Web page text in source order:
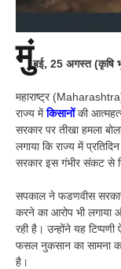
मुंबई, 25 अगस्‍त (कृषि
महाराष्ट्र
राज्य मेंकिसानोंकी
सरकार पर तीखा हमला
लगाया कि राज्य में
सरकार इस गंभीर संकट से
सपकाल ने फडणवीस
करने का आरोप भी लगाया
रही है। उन्होंने यह
फसल नुकसान का सामना
है।